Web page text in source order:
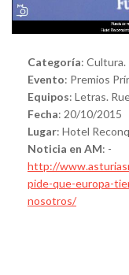
Categoría: Cultura.
Evento: Premios
Equipos: Letras.
Fecha: 20/10/2015
Lugar: Hotel
Noticia en AM: -
http://
pide-que-europa-
nosotros/